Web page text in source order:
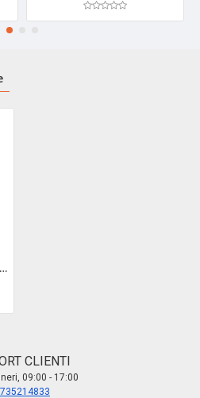
Aparat de ras electric 4 in 1 zilan zln8726 - wireless, led, 60 min autonomie, rezistent la apa
CLIENTI
09:00 - 17:00